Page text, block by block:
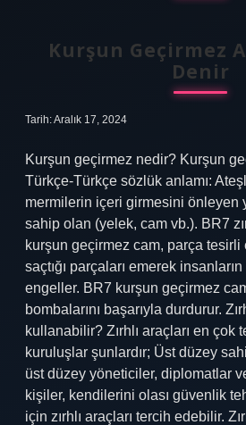
Kurşun Geçirmez
Denir
Tarih: Aralık 17, 2024
Kurşun geçirmez nedir? Kurşun
Türkçe-Türkçe sözlük anlamı:
mermilerin içeri girmesini önleyen
sahip olan (yelek, cam vb.). BR7
kurşun geçirmez cam, parça tesirli
saçtığı parçaları emerek
engeller. BR7 kurşun geçirmez
bombalarını başarıyla durdurur.
kullanabilir? Zırhlı araçları en çok
kuruluşlar şunlardır; Üst düzey
üst düzey yöneticiler, diplomatlar
kişiler, kendilerini olası güvenlik
için zırhlı araçları tercih edebilir.